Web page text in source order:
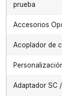
prueba
Accesorios
Acoplador de
Adaptador SC